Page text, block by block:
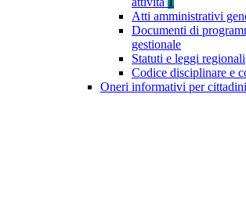
Atti amministrativi
Documenti di
gestionale
Statuti e leggi regionali
Codice disciplinare e
Oneri informativi per